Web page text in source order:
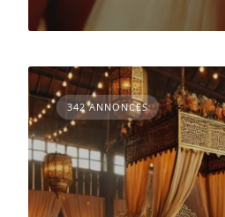
342 ANNONCES